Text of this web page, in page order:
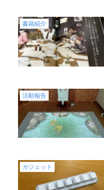
書籍紹介
活動報告
ガジェット